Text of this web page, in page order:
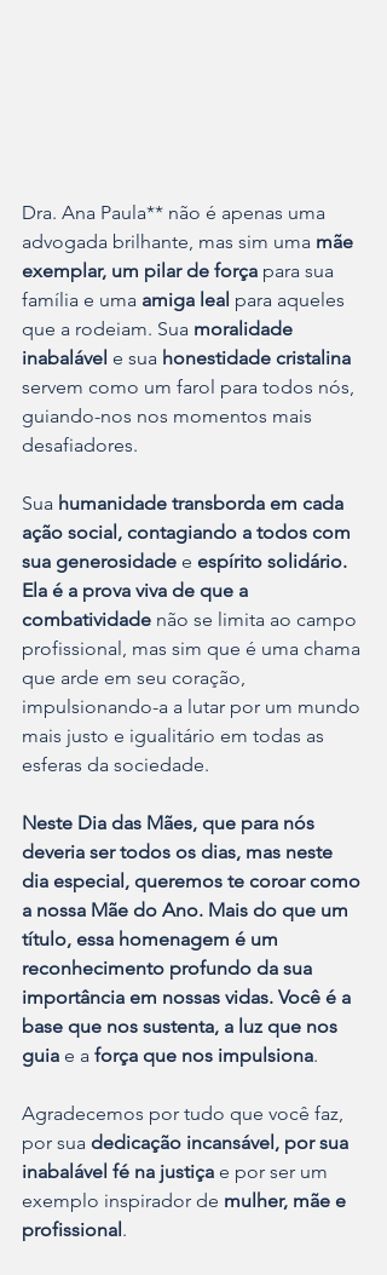
Dra. Ana Paula** não é apenas uma
advogada brilhante, mas sim uma mãe
exemplar, um pilar de força para sua
família e uma amiga leal para aqueles
que a rodeiam. Sua moralidade
inabalável e sua honestidade cristalina
servem como um farol para todos nós,
guiando-nos nos momentos mais
desafiadores.
Sua humanidade transborda em cada
ação social, contagiando a todos com
sua generosidade e espírito solidário.
Ela é a prova viva de que a
combatividade não se limita ao campo
profissional, mas sim que é uma chama
que arde em seu coração,
impulsionando-a a lutar por um mundo
mais justo e igualitário em todas as
esferas da sociedade.
Neste Dia das Mães, que para nós
deveria ser todos os dias, mas neste
dia especial, queremos te coroar como
a nossa Mãe do Ano. Mais do que um
título, essa homenagem é um
reconhecimento profundo da sua
importância em nossas vidas. Você é a
base que nos sustenta, a luz que nos
guia e a força que nos impulsiona.
Agradecemos por tudo que você faz,
por sua dedicação incansável, por sua
inabalável fé na justiça e por ser um
exemplo inspirador de mulher, mãe e
profissional.